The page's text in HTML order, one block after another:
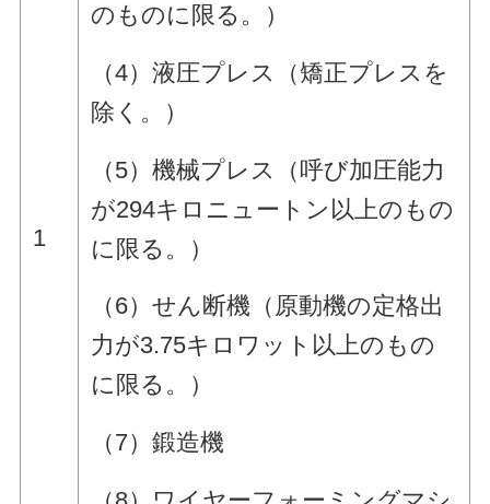
1
のものに限る。）
（4）液圧プレス（矯正プレスを
除く。）
（5）機械プレス（呼び加圧能力
が294キロニュートン以上のもの
に限る。）
（6）せん断機（原動機の定格出
力が3.75キロワット以上のもの
に限る。）
（7）鍛造機